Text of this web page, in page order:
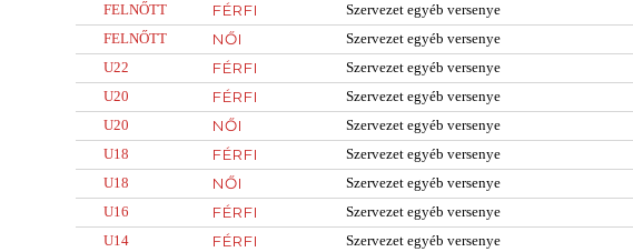
FELNŐTT
FÉRFI Szervezet egyéb versenye
FELNŐTT
NŐI Szervezet egyéb versenye
U22
FÉRFI Szervezet egyéb versenye
U20
FÉRFI Szervezet egyéb versenye
U20
NŐI Szervezet egyéb versenye
U18
FÉRFI Szervezet egyéb versenye
U18
NŐI Szervezet egyéb versenye
U16
FÉRFI Szervezet egyéb versenye
U14
FÉRFI Szervezet egyéb versenye